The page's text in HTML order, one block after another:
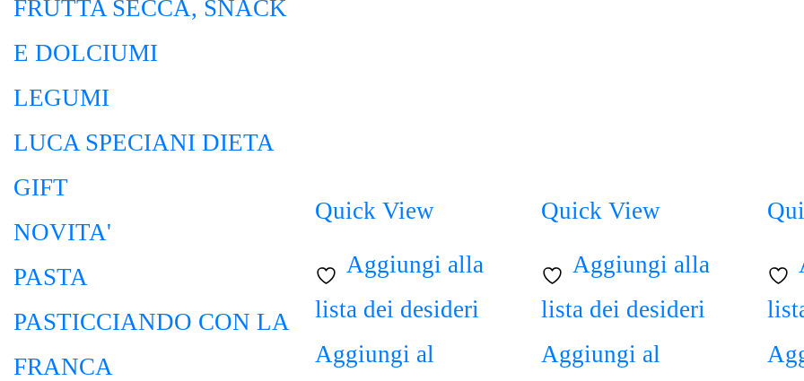
Quick View
Aggiungi alla
lista dei desideri
Aggiungi al
Quick View
Aggiungi alla
lista dei desideri
Aggiungi al
FRUTTA SECCA, SNACK
E DOLCIUMI
LEGUMI
LUCA SPECIANI DIETA
GIFT
NOVITA'
PASTA
PASTICCIANDO CON LA
FRANCA